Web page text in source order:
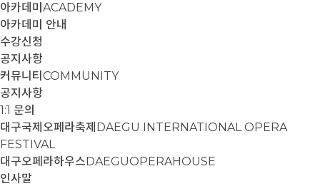
아카데미 ACADEMY
아카데미 안내
수강신청
공지사항
커뮤니티 COMMUNITY
공지사항
1:1 문의
대구국제오페라축제 DAEGU INTERNATIONAL OPERA
FESTIVAL
대구오페라하우스DAEGUOPERAHOUSE
인사말